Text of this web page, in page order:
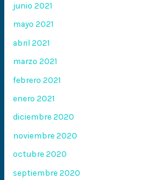
junio 2021
mayo 2021
abril 2021
marzo 2021
febrero 2021
enero 2021
diciembre 2020
noviembre 2020
octubre 2020
septiembre 2020